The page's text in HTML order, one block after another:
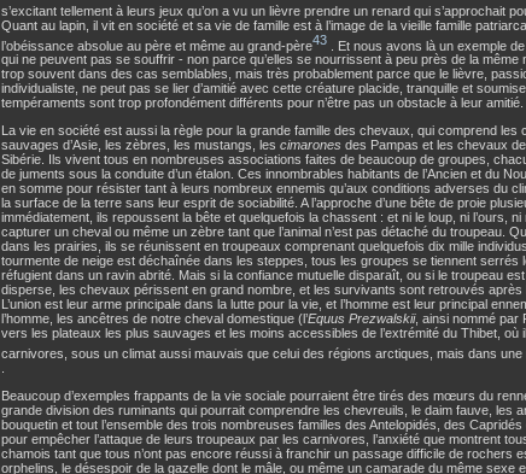
s’excitant tellement à leurs jeux qu’on a vu un lièvre prendre un renard qui s’approchait
Quant au lapin, il vit en société et sa vie de famille est à l’image de la vieille famille
l’obéissance absolue au père et même au grand-père43 . Et nous avons là un exemple
qui ne peuvent pas se souffrir - non parce qu’elles se nourrissent à peu près de la même
trop souvent dans des cas semblables, mais très probablement parce que le lièvre,
individualiste, ne peut pas se lier d’amitié avec cette créature placide, tranquille et
tempéraments sont trop profondément différents pour n’être pas un obstacle à leur amitié.
La vie en société est aussi la règle pour la grande famille des chevaux, qui comprend
sauvages d’Asie, les zèbres, les mustangs, les cimarones des Pampas et les chevaux
Sibérie. Ils vivent tous en nombreuses associations faites de beaucoup de groupes,
de juments sous la conduite d’un étalon. Ces innombrables habitants de l’Ancien et du
en somme pour résister tant à leurs nombreux ennemis qu’aux conditions adverses du
la surface de la terre sans leur esprit de sociabilité. A l’approche d’une bête de proie
immédiatement, ils repoussent la bête et quelquefois la chassent : et ni le loup, ni l’ours,
capturer un cheval ou même un zèbre tant que l’animal n’est pas détaché du troupeau.
dans les prairies, ils se réunissent en troupeaux comprenant quelquefois dix mille
tourmente de neige est déchaînée dans les steppes, tous les groupes se tiennent serrés
réfugient dans un ravin abrité. Mais si la confiance mutuelle disparaît, ou si le troupeau
disperse, les chevaux périssent en grand nombre, et les survivants sont retrouvés après
L’union est leur arme principale dans la lutte pour la vie, et l’homme est leur principal
l’homme, les ancêtres de notre cheval domestique (l’Equus Prezwalskii, ainsi nommé par
vers les plateaux les plus sauvages et les moins accessibles de l’extrémité du Thibet,
carnivores, sous un climat aussi mauvais que celui des régions arctiques, mais dans une
Beaucoup d’exemples frappants de la vie sociale pourraient être tirés des mœurs du
grande division des ruminants qui pourrait comprendre les chevreuils, le daim fauve, les
bouquetin et tout l’ensemble des trois nombreuses familles des Antelopidés, des
pour empêcher l’attaque de leurs troupeaux par les carnivores, l’anxiété que montrent
chamois tant que tous n’ont pas encore réussi à franchir un passage difficile de rochers
orphelins, le désespoir de la gazelle dont le mâle, ou même un camarade du même sexe